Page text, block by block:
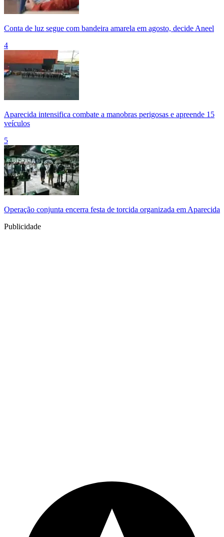
Conta de luz segue com bandeira amarela em agosto, decide Aneel
4
Aparecida intensifica combate a manobras perigosas e apreende 15
veículos
5
Operação conjunta encerra festa de torcida organizada em Aparecida
Publicidade